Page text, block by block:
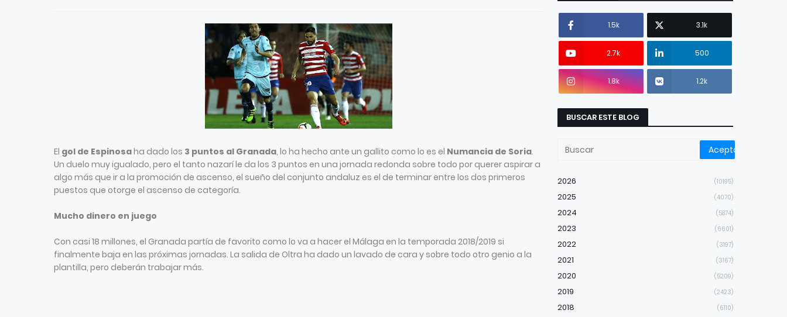
El gol de Espinosaha dado los 3 puntos al Granada, lo ha hecho ante un gallito como lo es el Numancia de Soria.
Un duelo muy igualado, pero el tanto nazarí le da los 3 puntos en una jornada redonda sobre todo por querer aspirar a
algo más que ir a la promoción de ascenso, el sueño del conjunto andaluz es el de terminar entre los dos primeros
puestos que otorge el ascenso de categoría.
Mucho dinero en juego
Con casi 18 millones, el Granada partía de favorito como lo va a hacer el Málaga en la temporada 2018/2019 si
finalmente baja en las próximas jornadas. La salida de Oltra ha dado un lavado de cara y sobre todo otro genio a la
plantilla, pero deberán trabajar más.
1.5k 3.1k
2.7k 500
1.8k 1.2k
BUSCAR ESTE BLOG
2026 (10195)
2025 (4070)
2024 (5874)
2023 (6601)
2022 (3197)
2021 (3167)
2020 (5209)
2019 (2423)
2018 (6110)